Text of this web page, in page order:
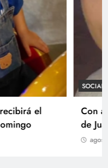
el cumpleaños